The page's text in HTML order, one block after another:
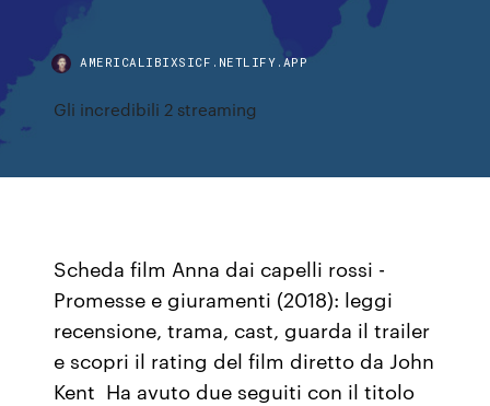
AMERICALIBIXSICF.NETLIFY.APP
Gli incredibili 2 streaming
Scheda film Anna dai capelli rossi -
Promesse e giuramenti (2018): leggi
recensione, trama, cast, guarda il trailer
e scopri il rating del film diretto da John
Kent Ha avuto due seguiti con il titolo